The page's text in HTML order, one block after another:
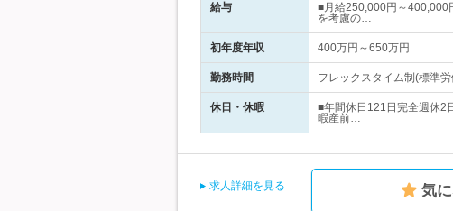
給与
■月給250,000円～
を考慮の…
初年度年収 400万円～650万円
勤務時間 フレックスタイム制(標準
休日・休暇
■年間休日121日完全週休2
暇産前…
求人詳細を見る 気